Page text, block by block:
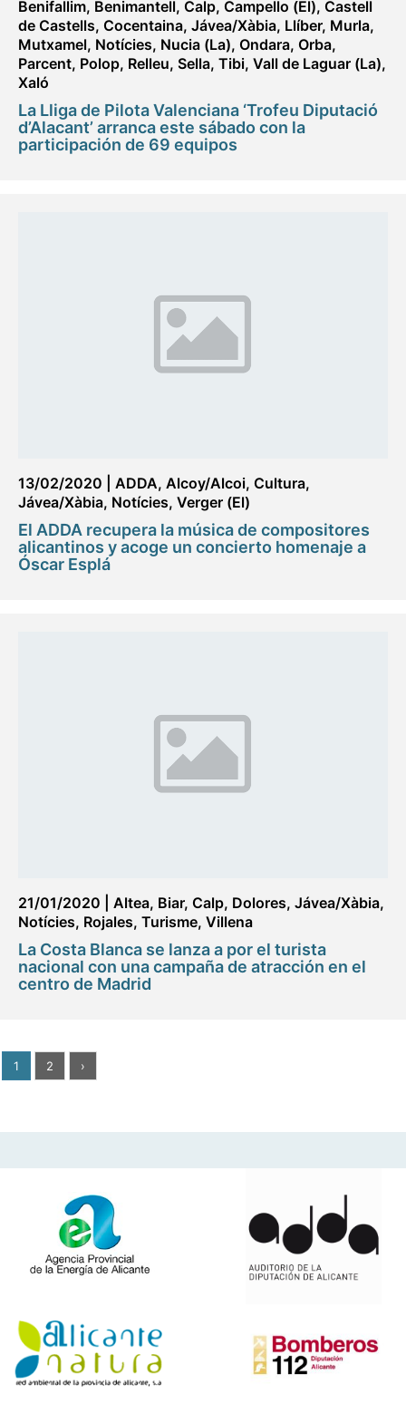
Benifallim, Benimantell, Calp, Campello (El), Castell
de Castells, Cocentaina, Jávea/Xàbia, Llíber, Murla,
Mutxamel, Notícies, Nucia (La), Ondara, Orba,
Parcent, Polop, Relleu, Sella, Tibi, Vall de Laguar (La),
Xaló
La Lliga de Pilota Valenciana ‘Trofeu Diputació
d’Alacant’ arranca este sábado con la
participación de 69 equipos
13/02/2020 ADDA, Alcoy/Alcoi, Cultura,
Jávea/Xàbia, Notícies, Verger (El)
El ADDA recupera la música de compositores
alicantinos y acoge un concierto homenaje a
Óscar Esplá
21/01/2020 Altea, Biar, Calp, Dolores, Jávea/Xàbia,
Notícies, Rojales, Turisme, Villena
La Costa Blanca se lanza a por el turista
nacional con una campaña de atracción en el
centro de Madrid
1 2 ›